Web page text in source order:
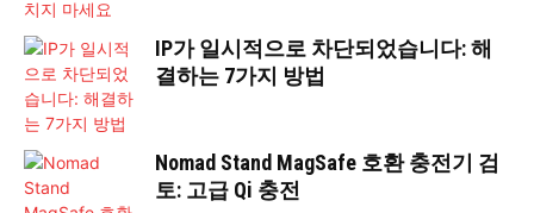
IP가 일시적으로 차단되었습니다: 해
결하는 7가지 방법
Nomad Stand MagSafe 호환 충전기 검
토: 고급 Qi 충전